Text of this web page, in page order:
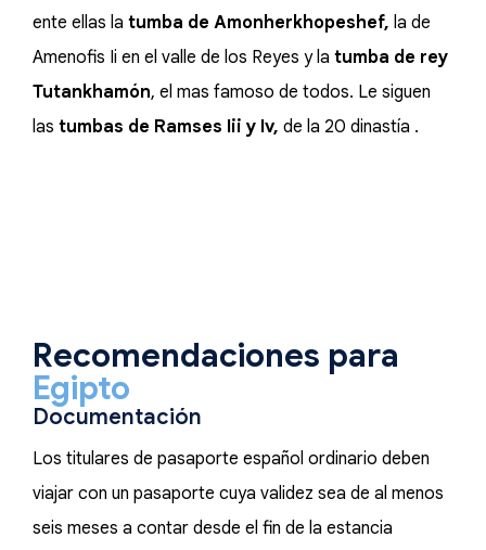
ente ellas la tumba de Amonherkhopeshef, la de
Amenofis Ii en el valle de los Reyes y la tumba de rey
Tutankhamón, el mas famoso de todos. Le siguen
las tumbas de Ramses Iii y Iv, de la 20 dinastía .
Recomendaciones para
Egipto
Documentación
Los titulares de pasaporte español ordinario deben
viajar con un pasaporte cuya validez sea de al menos
seis meses a contar desde el fin de la estancia